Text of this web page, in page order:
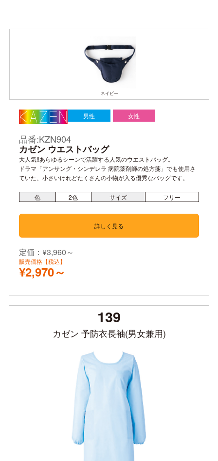
ネイビー
男性 女性
品番:KZN904
カゼン ウエストバッグ
大人気!!あらゆるシーンで活躍する人気のウエストバッグ。
ドラマ「アンサング・シンデレラ 病院薬剤師の処方箋」でも使用さ
ていた、小さいけれどたくさんの小物が入る優秀なバッグです。
色 2色 サイズ フリー
詳しく見る
定価：¥3,960～
販売価格【税込】
¥2,970～
139
カゼン 予防衣長袖(男女兼用)